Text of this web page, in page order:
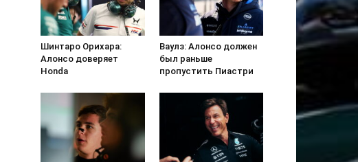
Шинтаро Орихара:
Алонсо доверяет
Honda
Ваулз: Алонсо должен
был раньше
пропустить Пиастри